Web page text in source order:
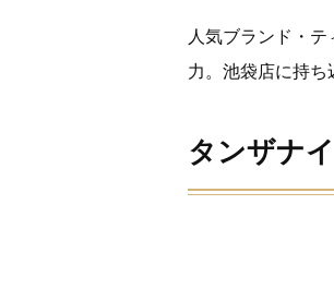
人気ブランド・
力。池袋店に持ち
タンザナ